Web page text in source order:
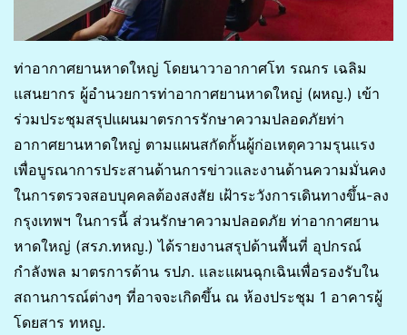
ท่าอากาศยานหาดใหญ่ โดยนาวาอากาศโท รณกร เฉลิม
แสนยากร ผู้อำนวยการท่าอากาศยานหาดใหญ่ (ผหญ.) เข้า
ร่วมประชุมสรุปแผนมาตรการรักษาความปลอดภัยท่า
อากาศยานหาดใหญ่ ตามแผนสกัดกั้นผู้ก่อเหตุความรุนแรง
เพื่อบูรณาการประสานด้านการข่าวและงานด้านความมั่นคง
ในการตรวจสอบบุคคลต้องสงสัย เฝ้าระวังการเดินทางขึ้น-ลง
กรุงเทพฯ ในการนี้ ส่วนรักษาความปลอดภัย ท่าอากาศยาน
หาดใหญ่ (สรภ.ทหญ.) ได้รายงานสรุปด้านพื้นที่ อุปกรณ์
กำลังพล มาตรการด้าน รปภ. และแผนฉุกเฉินเพื่อรองรับใน
สถานการณ์ต่างๆ ที่อาจจะเกิดขึ้น ณ ห้องประชุม 1 อาคารผู้
โดยสาร ทหญ.